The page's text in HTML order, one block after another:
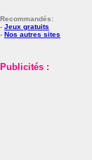
Recommandés:
- Jeux gratuits
- Nos autres sites
Publicités :